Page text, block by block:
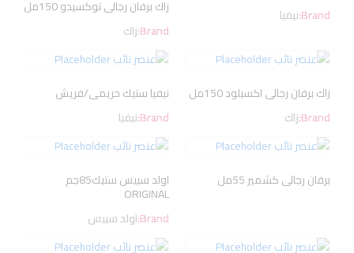
Brand:نيفيا
زاك برفان رجالى توكسيدو 150مل
Brand:زاك
زاك برفان رجالى اكسبلود 150مل
Brand:زاك
نيفيا ستيك حريمى/فريش
Brand:نيفيا
برفان رجالى كشمير 55مل اولد سبيس ستيك85جم
ORIGINAL
Brand:اولد سبيس